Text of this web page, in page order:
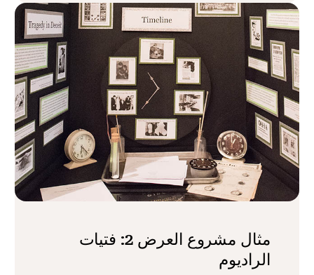
مثال مشروع العرض 2: فتيات
الراديوم